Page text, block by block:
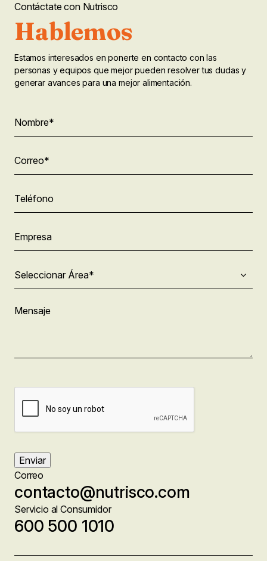
Contáctate con Nutrisco
Hablemos
Estamos interesados en ponerte en contacto con las
personas y equipos que mejor pueden resolver tus dudas y
generar avances para una mejor alimentación.
señala
los
obligatorios
Este
es
campo
debe
quedar
cambios.
Área*
CAPTCHA
Enviar
Correo
contacto@nutrisco.com
Servicio al Consumidor
600 500 1010